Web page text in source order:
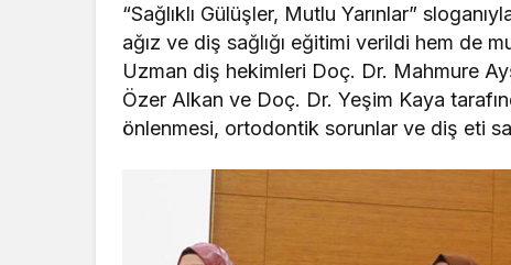
“Sağlıklı Gülüşler, Mutlu Yarınlar”
ağız ve diş sağlığı eğitimi verildi hem de
Uzman diş hekimleri Doç. Dr. Mahmure
Özer Alkan ve Doç. Dr. Yeşim Kaya
önlenmesi, ortodontik sorunlar ve diş eti